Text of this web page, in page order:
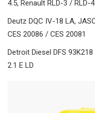
4.5, Renault RLD-3 / RLD-4
Deutz DQC IV-18 LA,
CES 20086 / CES 20081
Detroit Diesel DFS
2.1 E LD